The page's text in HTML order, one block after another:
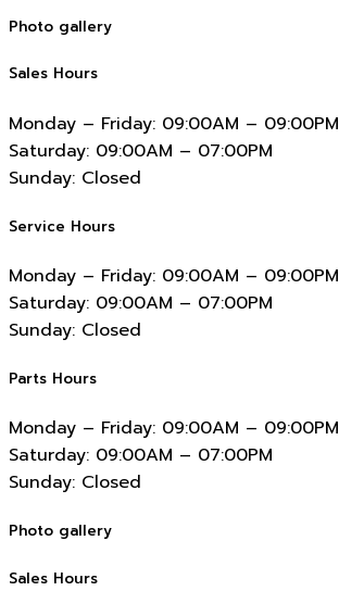
Photo gallery
Sales Hours
Monday – Friday: 09:00AM – 09:00PM
Saturday: 09:00AM – 07:00PM
Sunday: Closed
Service Hours
Monday – Friday: 09:00AM – 09:00PM
Saturday: 09:00AM – 07:00PM
Sunday: Closed
Parts Hours
Monday – Friday: 09:00AM – 09:00PM
Saturday: 09:00AM – 07:00PM
Sunday: Closed
Photo gallery
Sales Hours